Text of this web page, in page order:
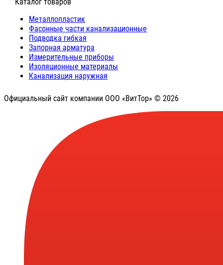
Металлопластик
Фасонные части канализационные
Подводка гибкая
Запорная арматура
Измерительные приборы
Изоляционные материалы
Канализация наружная
Официальный сайт компании ООО «ВитТор» © 2026